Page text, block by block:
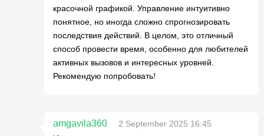
красочной графикой. Управление интуитивно
понятное, но иногда сложно спрогнозировать
последствия действий. В целом, это отличный
способ провести время, особенно для любителей
активных вызовов и интересных уровней.
Рекомендую попробовать!
amgavila360
2 September 2025 16:45